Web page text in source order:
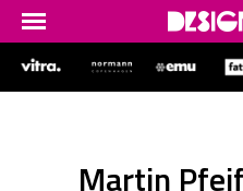
Martin